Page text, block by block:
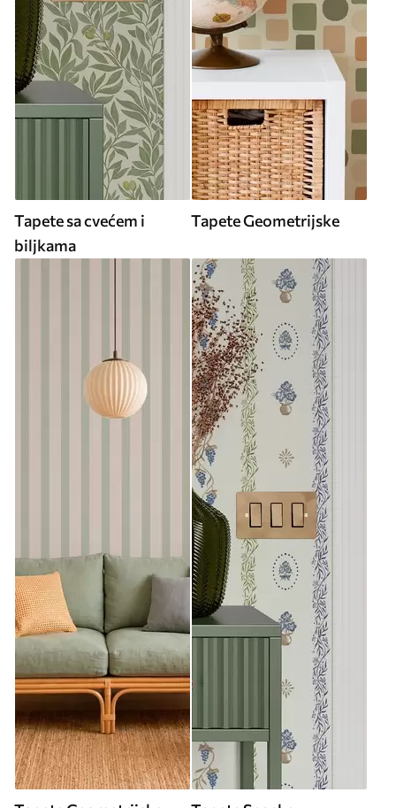
Tapete sa cvećem i
biljkama
Tapete Geometrijske